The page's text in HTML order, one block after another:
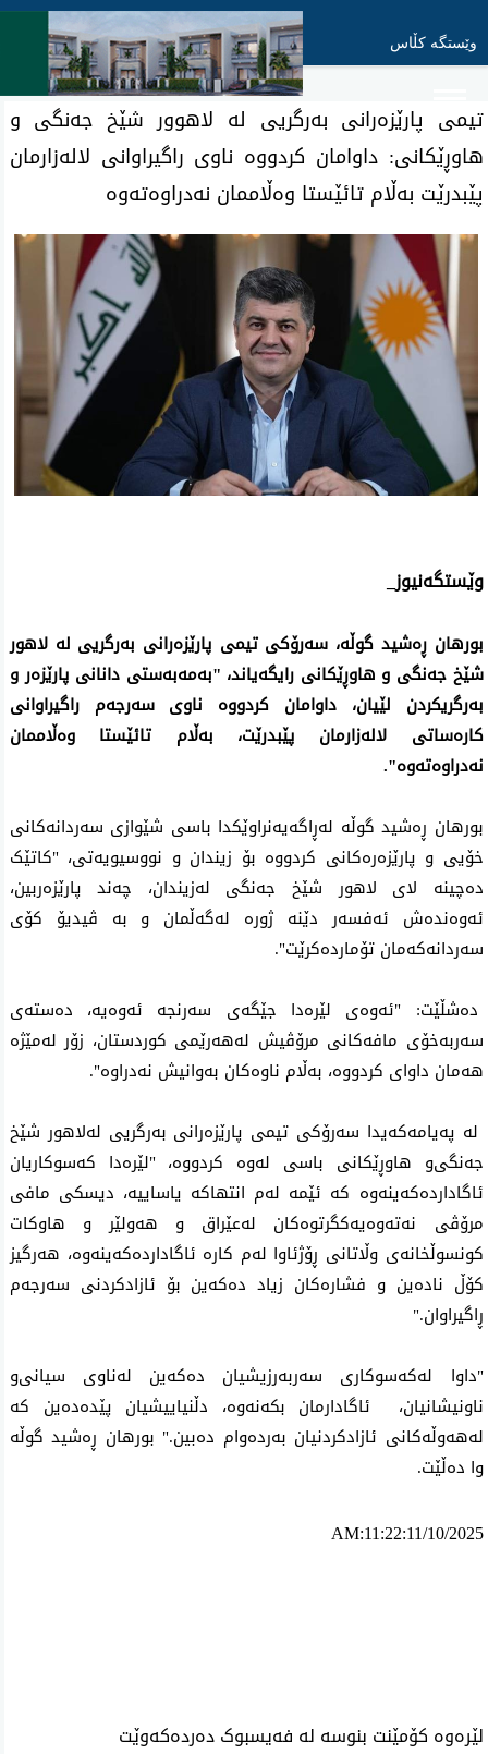
وێستگە کڵاس
تیمی پارێزەرانی بەرگریی لە لاهوور شێخ جەنگی‌ و
هاوڕێکانی: داوامان کردووە ناوی راگیراوانی لالەزارمان
پێبدرێت به‌ڵام تائێستا وەڵاممان نەدراوەتەوە
وێستگەنیوز_
بورهان ڕه‌شید گوڵە، سەرۆکی تیمی پارێزەرانی بەرگریی لە لاهور
شێخ جەنگی‌ و هاوڕێکانی رایگەیاند، "بەمەبەستی دانانی پارێزەر و
بەرگریکردن لێیان، داوامان کردووە ناوی سەرجەم راگیراوانی
کارەساتی لالەزارمان پێبدرێت، به‌ڵام تائێستا وەڵاممان
نەدراوەتەوە".
بورهان ڕه‌شید گوڵە له‌ڕاگه‌یه‌نراوێكدا باسى شێوازى سه‌ردانه‌كانى
خۆیى‌ و پارێزه‌ره‌كانى كردووه‌ بۆ زیندان‌ و نووسیویه‌تى، "کاتێک
دەچینە لای لاهور شێخ جەنگی لەزیندان، چەند پارێزەربین،
ئەوەندەش ئەفسەر دێنە ژورە لەگەڵمان‌ و بە ڤیدیۆ کۆى
سەردانەکەمان تۆماردەکرێت".
دەشڵێت: "ئەوەی لێرەدا جێگه‌ی سەرنجە ئه‌وه‌یه‌، دەستەی
سەربەخۆی مافەکانی مرۆڤیش لەهەرێمی کوردستان، زۆر لەمێژە
هەمان داوای کردووە، بەڵام ناوەکان بەوانیش نەدراوە".
لە پەیامەکەیدا سەرۆکی تیمی پارێزەرانی بەرگریی لەلاهور شێخ
جەنگی‌و هاوڕێکانی باسی لەوە کردووە، "لێرەدا کەسوکاریان
ئاگاداردەکەینەوە کە ئێمە لەم انتهاکە یاساییە، دیسکی مافی
مرۆڤی نەتەوەیەکگرتوەکان لەعێراق‌ و هەولێر و هاوكات
کونسوڵخانەی وڵاتانی ڕۆژئاوا لەم کارە ئاگاداردەکەینەوە، هەرگیز
کۆڵ نادەین‌ و فشارەکان زیاد دەکەین بۆ ئازادکردنی سەرجەم
ڕاگیراوان."
"داوا لەکەسوکاری سەربەرزیشیان دەکەین لەناوی سیانی‌و
ناونیشانیان، ئاگادارمان بکەنەوە، دڵنیاییشیان پێدەدەین کە
لەهەوڵەکانی ئازادکردنیان بەردەوام دەبین." بورهان ڕه‌شید گوڵە
وا دەڵێت.
AM:11:22:11/10/2025
لێرەوە کۆمێنت بنوسە لە فەیسبوک دەردەکەوێت